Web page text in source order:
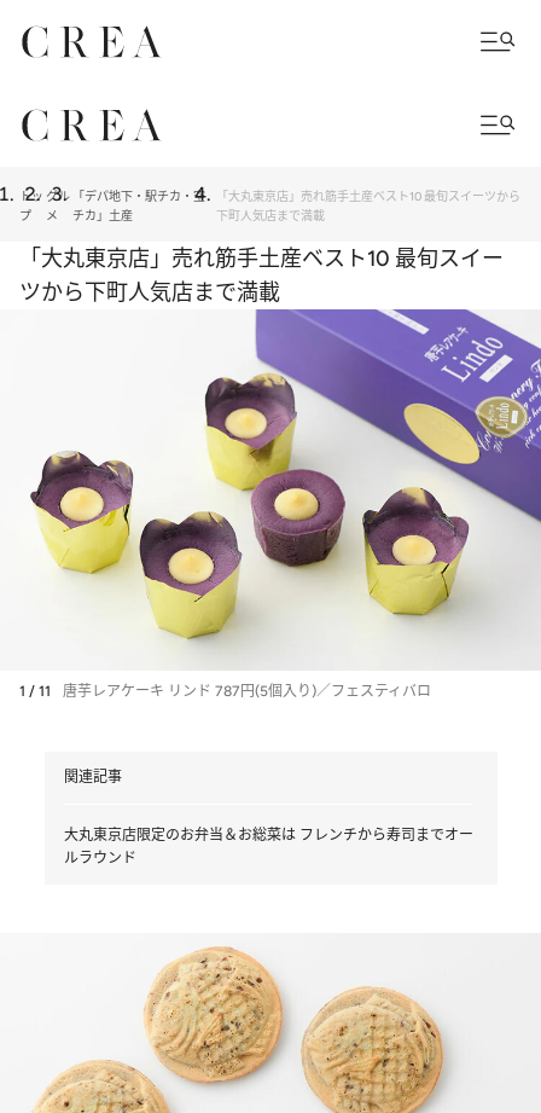
トッ
プ
グル
メ
「デパ地下・駅チカ・空
チカ」土産
「大丸東京店」売れ筋手土産ベスト10 最旬スイーツから
下町人気店まで満載
「大丸東京店」売れ筋手土産ベスト10 最旬スイー
ツから下町人気店まで満載
1 / 11 唐芋レアケーキ リンド 787円(5個入り)／フェスティバロ
関連記事
大丸東京店限定のお弁当＆お総菜は フレンチから寿司までオー
ルラウンド